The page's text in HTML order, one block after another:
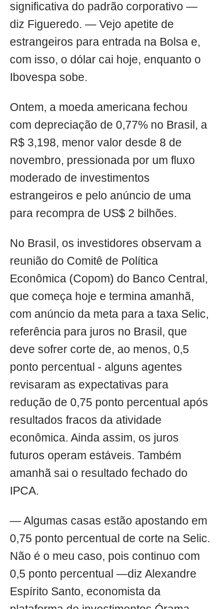
significativa do padrão corporativo —
diz Figueredo. — Vejo apetite de
estrangeiros para entrada na Bolsa e,
com isso, o dólar cai hoje, enquanto o
Ibovespa sobe.
Ontem, a moeda americana fechou
com depreciação de 0,77% no Brasil, a
R$ 3,198, menor valor desde 8 de
novembro, pressionada por um fluxo
moderado de investimentos
estrangeiros e pelo anúncio de uma
para recompra de US$ 2 bilhões.
No Brasil, os investidores observam a
reunião do Comitê de Política
Econômica (Copom) do Banco Central,
que começa hoje e termina amanhã,
com anúncio da meta para a taxa Selic,
referência para juros no Brasil, que
deve sofrer corte de, ao menos, 0,5
ponto percentual - alguns agentes
revisaram as expectativas para
redução de 0,75 ponto percentual após
resultados fracos da atividade
econômica. Ainda assim, os juros
futuros operam estáveis. Também
amanhã sai o resultado fechado do
IPCA.
— Algumas casas estão apostando em
0,75 ponto percentual de corte na Selic.
Não é o meu caso, pois continuo com
0,5 ponto percentual —diz Alexandre
Espírito Santo, economista da